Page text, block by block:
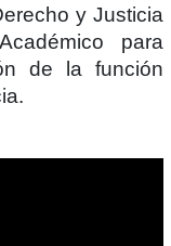
y Justicia
para
de la función